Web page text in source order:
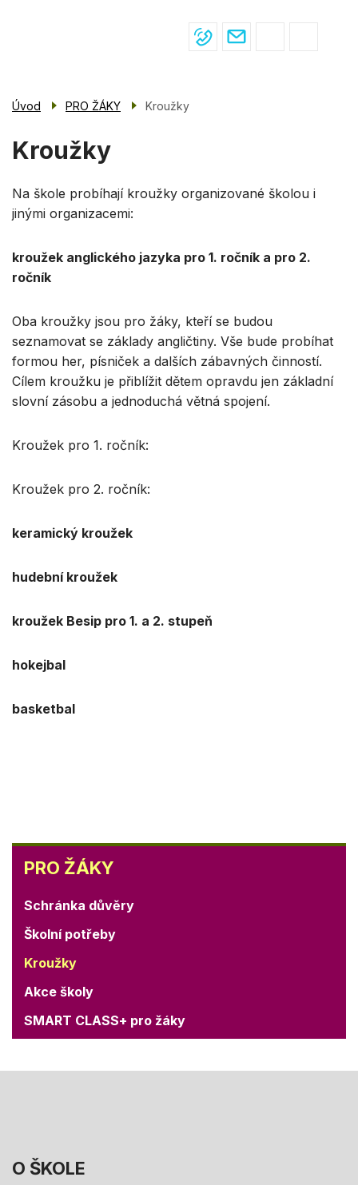
ÚŘEDNÍ DESKA
KONTAKTY
PRO
ŽÁKY
PRO ŽÁKY
Schránka důvěry
Školní potřeby
Kroužky
Akce školy
SMART CLASS+ pro žáky
Úvod PRO ŽÁKY Kroužky
Kroužky
Na škole probíhají kroužky organizované školou i
jinými organizacemi:
kroužek anglického jazyka pro 1. ročník a pro 2.
ročník
Oba kroužky jsou pro žáky, kteří se budou
seznamovat se základy angličtiny. Vše bude probíhat
formou her, písniček a dalších zábavných činností.
Cílem kroužku je přiblížit dětem opravdu jen základní
slovní zásobu a jednoduchá větná spojení.
Kroužek pro 1. ročník:
Kroužek pro 2. ročník:
keramický kroužek
hudební kroužek
kroužek Besip pro 1. a 2. stupeň
hokejbal
basketbal
O ŠKOLE